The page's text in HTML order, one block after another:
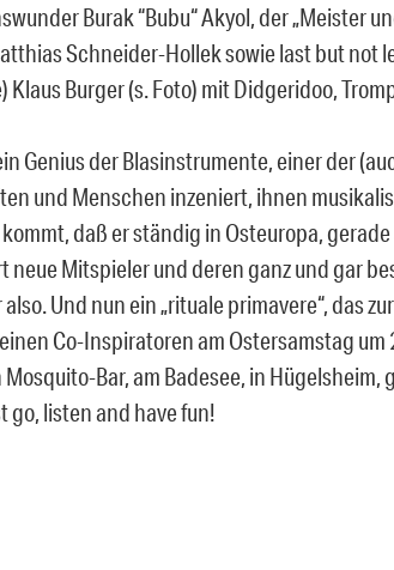
Burak “Bubu“ Akyol, der „Meister
Schneider-Hollek sowie last but not
Klaus Burger (s. Foto) mit Didgeridoo,
Genius der Blasinstrumente, einer der
und Menschen inzeniert, ihnen
daß er ständig in Osteuropa,
neue Mitspieler und deren ganz und gar
Und nun ein „rituale primavere“, das
Co-Inspiratoren am Ostersamstag
Bar, am Badesee, in Hügelsheim,
go, listen and have fun!